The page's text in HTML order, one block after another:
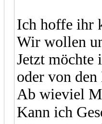
Ich hoffe ihr
Wir wollen
Jetzt möchte
oder von den
Ab wieviel
Kann ich